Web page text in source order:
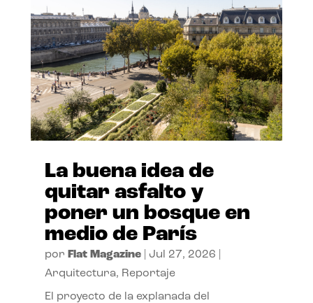
La buena idea de
quitar asfalto y
poner un bosque en
medio de París
por Flat Magazine| Jul 27, 2026
Arquitectura, Reportaje
El proyecto de la explanada del